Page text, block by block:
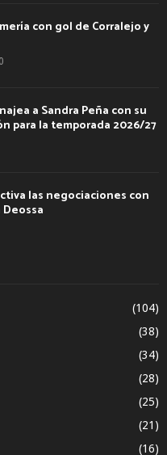
con gol de Corralejo y
0
a Sandra Peña con su
para la temporada 2026/27
las negociaciones con
(104)
(38)
(34)
(28)
(25)
(21)
(16)